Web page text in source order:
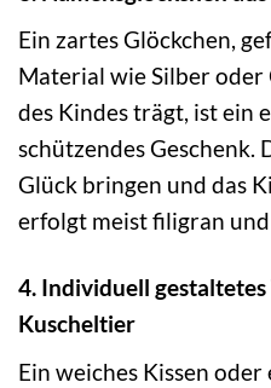
Ein zartes Glöckchen,
Material wie Silber oder
des Kindes trägt, ist ein
schützendes Geschenk.
Glück bringen und das
erfolgt meist filigran
4. Individuell
Kuscheltier
Ein weiches Kissen